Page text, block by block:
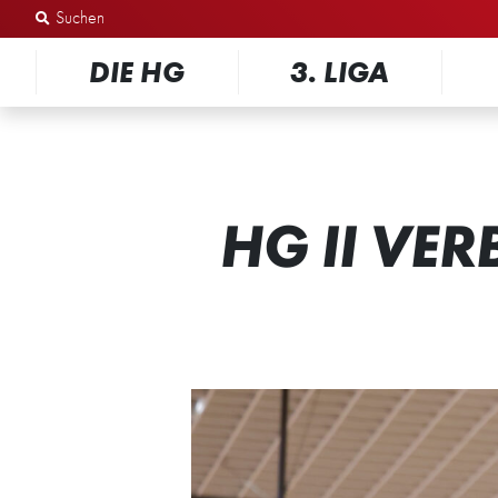
Zum Inhalt springen
DIE HG 3. LIGA
HG II